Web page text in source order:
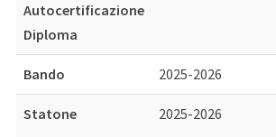
Autocertificazione
Diploma
Bando 2025-2026
Statone 2025-2026